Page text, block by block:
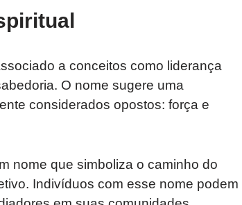
a conceitos como liderança
O nome sugere uma
considerados opostos: força e
nome que simboliza o caminho do
Indivíduos com esse nome podem